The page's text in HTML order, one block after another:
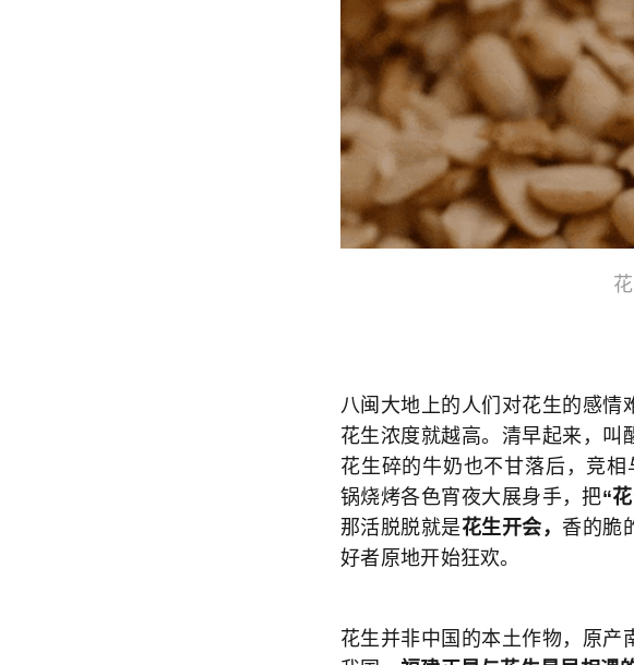
八闽大地上的人们对花生的感情
花生浓度就越高。清早起来，叫
花生碎的牛奶也不甘落后，竞
锅烧烤各色宵夜大展身手，把“
那活脱脱就是花生开会， 香的脆
好者原地开始狂欢。
花生并非中国的本土作物，原产